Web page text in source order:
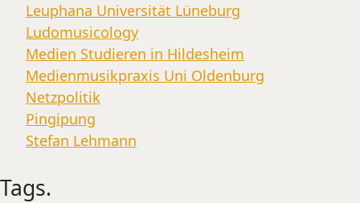
Leuphana Universität Lüneburg
Ludomusicology
Medien Studieren in Hildesheim
Medienmusikpraxis Uni Oldenburg
Netzpolitik
Pingipung
Stefan Lehmann
Tags.